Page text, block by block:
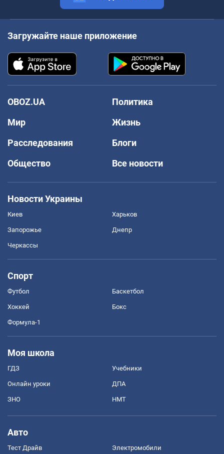
Загружайте наше приложение
OBOZ.UA
Политика
Мир
Жизнь
Расследования
Блоги
Общество
Все новости
Новости Украины
Киев Харьков
Запорожье Днепр
Черкассы
Спорт
Футбол Баскетбол
Хоккей Бокс
Формула-1
Моя школа
ГДЗ Учебники
Онлайн уроки ДПА
ЗНО НМТ
Авто
Тест Драйв Электромобили